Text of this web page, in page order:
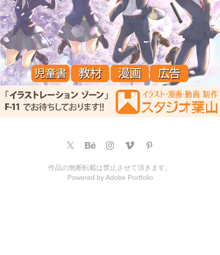
作品の無断転載は禁止させて頂きます。
Powered byAdobe Portfolio